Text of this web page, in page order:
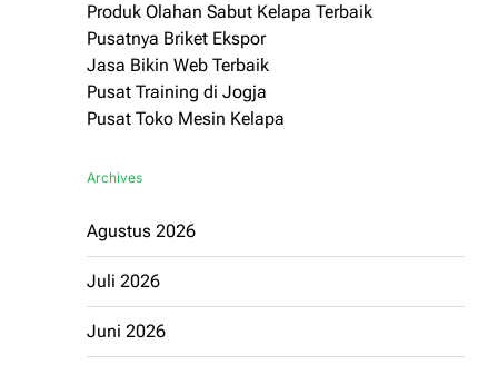
Produk Olahan Sabut Kelapa Terbaik
Pusatnya Briket Ekspor
Jasa Bikin Web Terbaik
Pusat Training di Jogja
Pusat Toko Mesin Kelapa
Archives
Agustus 2026
Juli 2026
Juni 2026